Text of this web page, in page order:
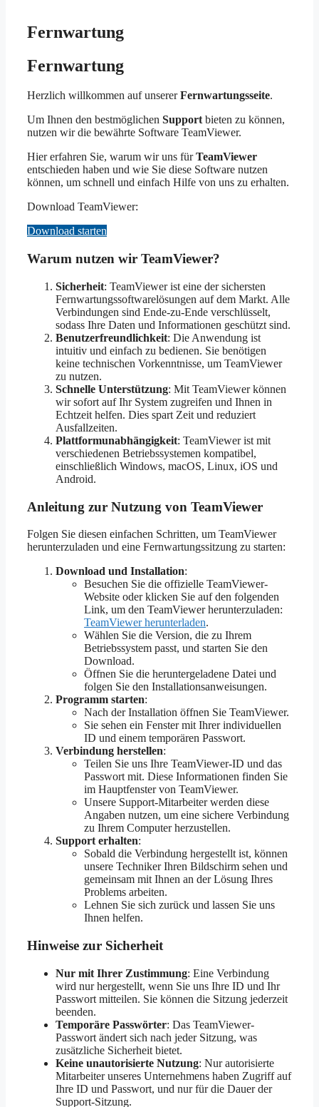
Fernwartung
Fernwartung
Herzlich willkommen auf unsererFernwartungsseite.
Um Ihnen den bestmöglichen Supportbieten zu können,
nutzen wir die bewährte Software TeamViewer.
Hier erfahren Sie, warum wir uns fürTeamViewer
entschieden haben und wie Sie diese Software nutzen
können, um schnell und einfach Hilfe von uns zu erhalten.
Download TeamViewer:
Download starten
Warum nutzen wir TeamViewer?
Sicherheit: TeamViewer ist eine der sichersten
Fernwartungssoftwarelösungen auf dem Markt. Alle
Verbindungen sind Ende-zu-Ende verschlüsselt,
sodass Ihre Daten und Informationen geschützt sind.
Benutzerfreundlichkeit: Die Anwendung ist
intuitiv und einfach zu bedienen. Sie benötigen
keine technischen Vorkenntnisse, um TeamViewer
zu nutzen.
Schnelle Unterstützung: Mit TeamViewer können
wir sofort auf Ihr System zugreifen und Ihnen in
Echtzeit helfen. Dies spart Zeit und reduziert
Ausfallzeiten.
Plattformunabhängigkeit: TeamViewer ist mit
verschiedenen Betriebssystemen kompatibel,
einschließlich Windows, macOS, Linux, iOS und
Android.
Anleitung zur Nutzung von TeamViewer
Folgen Sie diesen einfachen Schritten, um TeamViewer
herunterzuladen und eine Fernwartungssitzung zu starten:
Download und Installation:
Besuchen Sie die offizielle TeamViewer-
Website oder klicken Sie auf den folgenden
Link, um den TeamViewer herunterzuladen:
TeamViewer herunterladen.
Wählen Sie die Version, die zu Ihrem
Betriebssystem passt, und starten Sie den
Download.
Öffnen Sie die heruntergeladene Datei und
folgen Sie den Installationsanweisungen.
Programm starten:
Nach der Installation öffnen Sie TeamViewer.
Sie sehen ein Fenster mit Ihrer individuellen
ID und einem temporären Passwort.
Verbindung herstellen:
Teilen Sie uns Ihre TeamViewer-ID und das
Passwort mit. Diese Informationen finden Sie
im Hauptfenster von TeamViewer.
Unsere Support-Mitarbeiter werden diese
Angaben nutzen, um eine sichere Verbindung
zu Ihrem Computer herzustellen.
Support erhalten:
Sobald die Verbindung hergestellt ist, können
unsere Techniker Ihren Bildschirm sehen und
gemeinsam mit Ihnen an der Lösung Ihres
Problems arbeiten.
Lehnen Sie sich zurück und lassen Sie uns
Ihnen helfen.
Hinweise zur Sicherheit
Nur mit Ihrer Zustimmung: Eine Verbindung
wird nur hergestellt, wenn Sie uns Ihre ID und Ihr
Passwort mitteilen. Sie können die Sitzung jederzeit
beenden.
Temporäre Passwörter: Das TeamViewer-
Passwort ändert sich nach jeder Sitzung, was
zusätzliche Sicherheit bietet.
Keine unautorisierte Nutzung: Nur autorisierte
Mitarbeiter unseres Unternehmens haben Zugriff auf
Ihre ID und Passwort, und nur für die Dauer der
Support-Sitzung.